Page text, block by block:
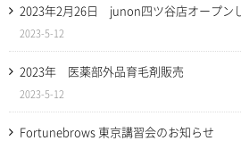
2023年2月26日 junon四ツ谷店オープン
2023-5-12
2023年 医薬部外品育毛剤販売
2023-5-12
Fortunebrows 東京講習会のお知らせ